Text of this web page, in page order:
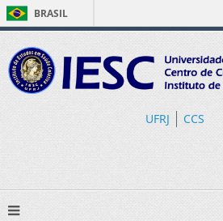
BRASIL
UFRJ CCS